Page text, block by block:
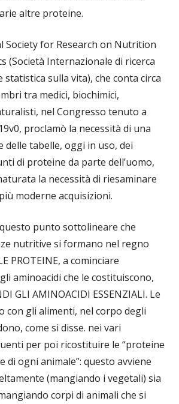
altre proteine.
Society for Research on Nutrition
(Società Internazionale di ricerca
sulla vita), che conta circa
tra medici, biochimici,
nel Congresso tenuto a
proclamò la necessità di una
delle tabelle, oggi in uso, dei
di proteine da parte dell’uomo,
la necessità di riesaminare
moderne acquisizioni.
questo punto sottolineare che
nutritive si formano nel regno
PROTEINE, a cominciare
aminoacidi che le costituiscono,
GLI AMINOACIDI ESSENZIALI. Le
con gli alimenti, nel corpo degli
come si disse. nei vari
per poi ricostituire le “proteine
di ogni animale”: questo avviene
(mangiando i vegetali) sia
corpi di animali che si